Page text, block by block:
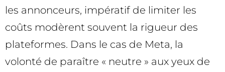
les annonceurs, impératif de limiter les
coûts modèrent souvent la rigueur des
plateformes. Dans le cas de Meta, la
volonté de paraître « neutre » aux yeux de